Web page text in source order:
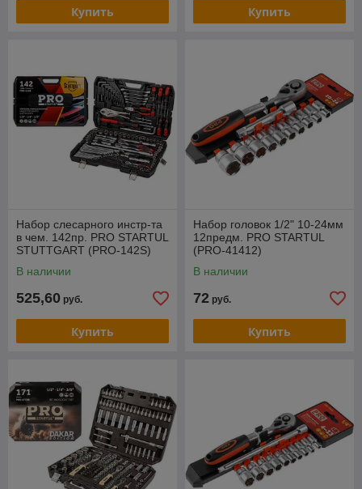
Купить Купить
Набор слесарного инстр-та
в чем. 142пр. PRO STARTUL
STUTTGART (PRO-142S)
В наличии
525,60 руб.
Купить
Набор головок 1/2" 10-24мм
12предм. PRO STARTUL
(PRO-41412)
В наличии
72 руб.
Купить